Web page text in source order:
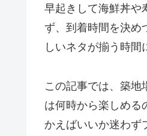
早起きして海鮮丼や
ず、到着時間を決め
しいネタが揃う時間
この記事では、築地
は何時から楽しめる
かえばいいか迷わず